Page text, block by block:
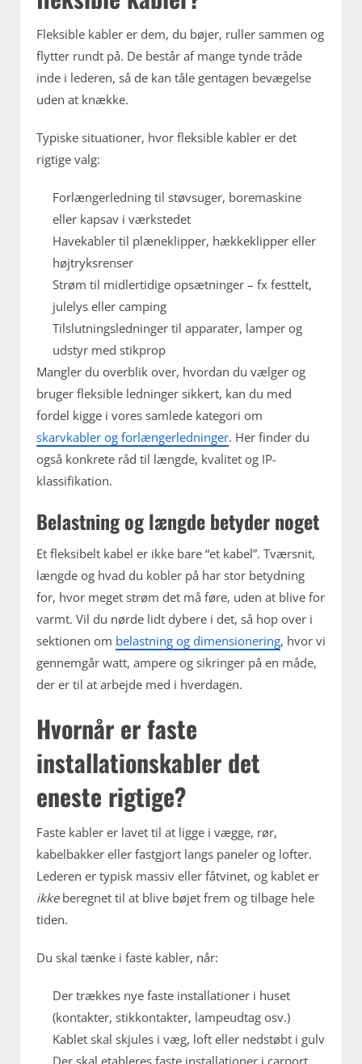
Fleksible kabler er dem, du bøjer, ruller sammen og
flytter rundt på. De består af mange tynde tråde
inde i lederen, så de kan tåle gentagen bevægelse
uden at knække.
Typiske situationer, hvor fleksible kabler er det
rigtige valg:
Forlængerledning til støvsuger, boremaskine
eller kapsav i værkstedet
Havekabler til plæneklipper, hækkeklipper eller
højtryksrenser
Strøm til midlertidige opsætninger – fx festtelt,
julelys eller camping
Tilslutningsledninger til apparater, lamper og
udstyr med stikprop
Mangler du overblik over, hvordan du vælger og
bruger fleksible ledninger sikkert, kan du med
fordel kigge i vores samlede kategori om
skarvkabler og forlængerledninger. Her finder du
også konkrete råd til længde, kvalitet og IP-
klassifikation.
Belastning og længde betyder noget
Et fleksibelt kabel er ikke bare “et kabel”. Tværsnit,
længde og hvad du kobler på har stor betydning
for, hvor meget strøm det må føre, uden at blive for
varmt. Vil du nørde lidt dybere i det, så hop over i
sektionen om belastning og dimensionering, hvor vi
gennemgår watt, ampere og sikringer på en måde,
der er til at arbejde med i hverdagen.
Hvornår er faste
installationskabler det
eneste rigtige?
Faste kabler er lavet til at ligge i vægge, rør,
kabelbakker eller fastgjort langs paneler og lofter.
Lederen er typisk massiv eller fåtvinet, og kablet er
ikkeberegnet til at blive bøjet frem og tilbage hele
tiden.
Du skal tænke i faste kabler, når:
Der trækkes nye faste installationer i huset
(kontakter, stikkontakter, lampeudtag osv.)
Kablet skal skjules i væg, loft eller nedstøbt i gulv
Der skal etableres faste installationer i carport,